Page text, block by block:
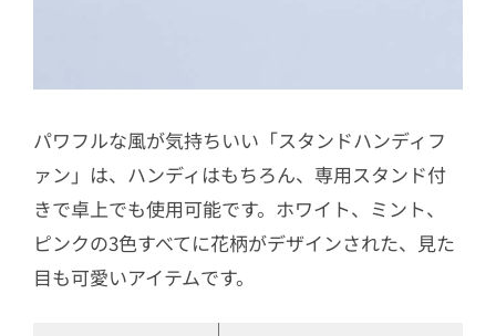
パワフルな風が気持ちいい「スタンドハンディフ
ァン」は、ハンディはもちろん、専用スタンド付
きで卓上でも使用可能です。ホワイト、ミント、
ピンクの3色すべてに花柄がデザインされた、見た
目も可愛いアイテムです。